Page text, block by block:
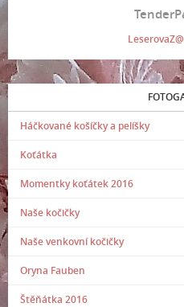
Háčkované košíčky a pelíšky
Koťátka
Momentky koťátek 2016
Naše kočičky
Naše venkovní kočičky
Oryna Fauben
Štěňátka 2016